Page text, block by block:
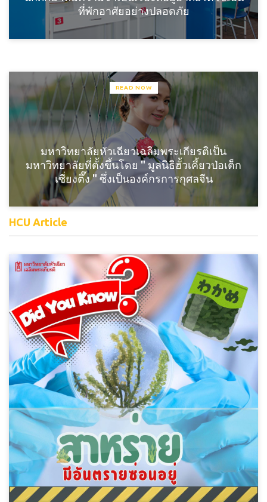
ที่พักอาศัยอย่างปลอดภัย
READ NOW
มหาวิทยาลัยหัวเฉียวเฉลิมพระเกียรติเป็น
มหาวิทยาลัยที่ตั้งขึ้นโดย " มูลนิธิฮั้วเคี้ยวป่อเต็ก
เซี่ยงตึ๊ง " ซึ่งเป็นองค์กรการกุศลจีน
HCU Article